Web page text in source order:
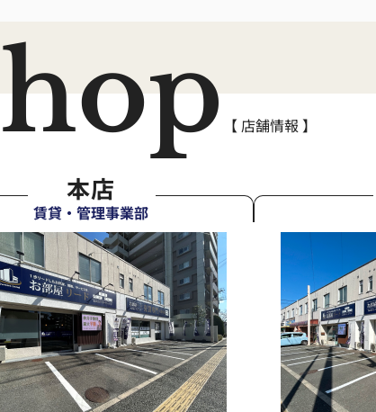
【 店舗情報 】
本店
賃貸・管理事業部